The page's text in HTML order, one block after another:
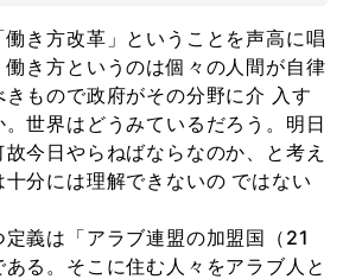
き方改革」ということを声高に唱
働き方というのは個々の人間が自律
もので政府がその分野に介 入す
世界はどうみているだろう。明日
今日やらねばならなのか、と考え
分には理解できないの ではない
義は「アラブ連盟の加盟国（21
る。そこに住む人々をアラブ人と